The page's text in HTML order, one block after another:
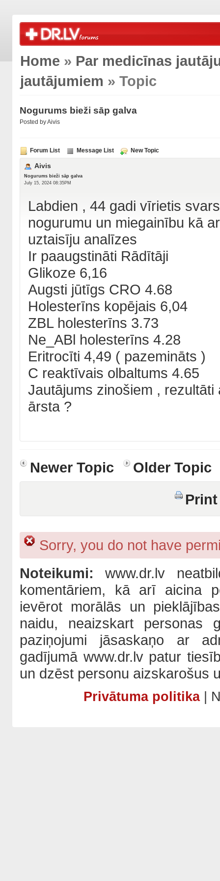
Home » Par medicīnas
jautājumiem » Topic
Nogurums bieži sāp galva
Posted by Aivis
Forum List Message List New Topic
Aivis
Nogurums bieži sāp galva
July 15, 2024 08:35PM
Labdien , 44 gadi vīrietis
nogurumu un miegainību kā
uztaisīju analīzes
Ir paaugstināti Rādītāji
Glikoze 6,16
Augsti jūtīgs CRO 4.68
Holesterīns kopējais 6,04
ZBL holesterīns 3.73
Ne_ABl holesterīns 4.28
Eritrocīti 4,49 ( pazemināts )
C reaktīvais olbaltums 4.65
Jautājums zinošiem ,
ārsta ?
Newer Topic
Older Topic
Sorry, you do not have
Noteikumi:www.dr.lv
komentāriem, kā arī aicina
ievērot morālās un
naidu, neaizskart personas
paziņojumi jāsaskaņo ar
gadījumā www.dr.lv patur
un dzēst personu aizskarošus
Privātuma politika|